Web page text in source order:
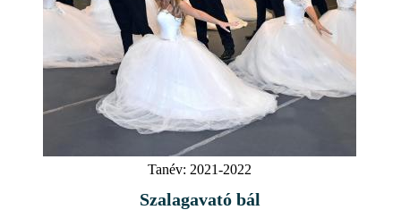
Tanév: 2021-2022
Szalagavató bál